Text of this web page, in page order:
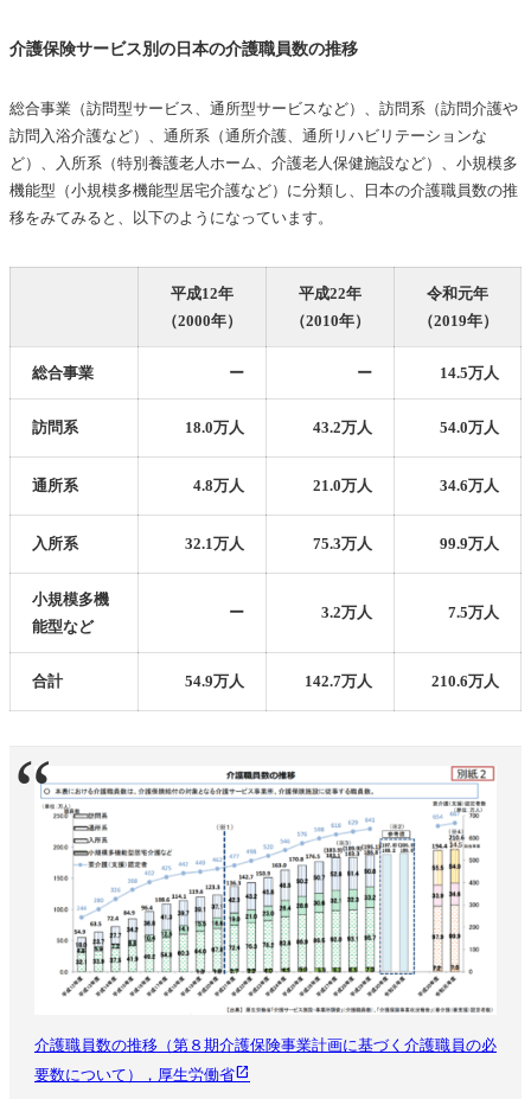
介護保険サービス別の日本の介護職員数の推移
総合事業（訪問型サービス、通所型サービスなど）、訪問系（訪問介護や
訪問入浴介護など）、通所系（通所介護、通所リハビリテーションな
ど）、入所系（特別養護老人ホーム、介護老人保健施設など）、小規模多
機能型（小規模多機能型居宅介護など）に分類し、日本の介護職員数の推
移をみてみると、以下のようになっています。
平成12年
（2000年）
平成22年
（2010年）
令和元年
（2019年）
総合事業 ー ー 14.5万人
訪問系 18.0万人 43.2万人 54.0万人
通所系 4.8万人 21.0万人 34.6万人
入所系 32.1万人 75.3万人 99.9万人
小規模多機
能型など
ー 3.2万人 7.5万人
合計 54.9万人 142.7万人 210.6万人
介護職員数の推移（第８期介護保険事業計画に基づく介護職員の必
要数について），厚生労働省